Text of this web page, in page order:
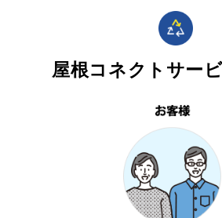
屋根コネクトサー